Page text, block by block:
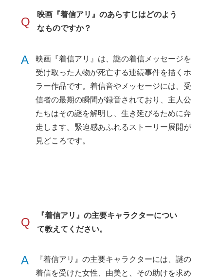
Q
映画『着信アリ』のあらすじはどのよう
なものですか？
A
映画『着信アリ』は、謎の着信メッセージを
受け取った人物が死亡する連続事件を描くホ
ラー作品です。着信音やメッセージには、受
信者の最期の瞬間が録音されており、主人公
たちはその謎を解明し、生き延びるために奔
走します。緊迫感あふれるストーリー展開が
見どころです。
Q
『着信アリ』の主要キャラクターについ
て教えてください。
A
『着信アリ』の主要キャラクターには、謎の
着信を受けた女性、由美と、その助けを求め